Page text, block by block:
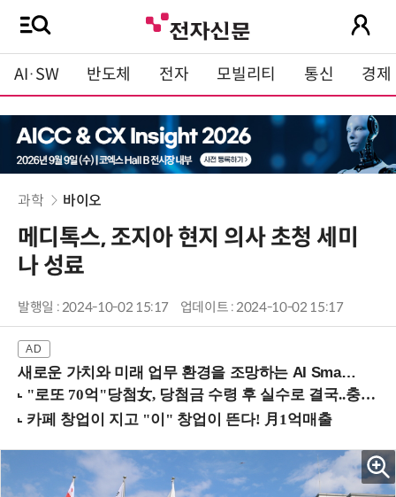
AI·SW 반도체 전자 모빌리티 통신 경제
과학 바이오
메디톡스, 조지아 현지 의사 초청 세미
나 성료
발행일 : 2024-10-02 15:17 업데이트 : 2024-10-02 15:17
새로운 가치와 미래 업무 환경을 조망하는 AI Smart Work Summit 2026 (9/11 코엑스)